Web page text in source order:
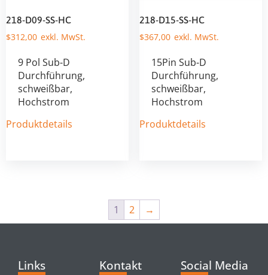
218-D09-SS-HC
$312,00
9 Pol Sub-D
Durchführung,
schweißbar,
Hochstrom
Produktdetails
218-D15-SS-HC
$367,00
15Pin Sub-D
Durchführung,
schweißbar,
Hochstrom
Produktdetails
1 2 →
Links Kontakt Social Media